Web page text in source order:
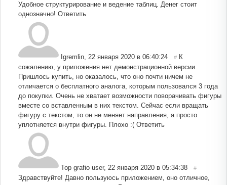
Удобное структурирование и ведение таблиц. Денег стоит
однозначно! Ответить
Igremlin, 22 января 2020 в 06:40:24 # К
сожалению, у приложения нет демонстрационной версии.
Пришлось купить, но оказалось, что оно почти ничем не
отличается о бесплатного аналога, которым пользовался 3 года
до покупки. Очень не хватает возможности поворачивать фигуры
вместе со вставленным в них текстом. Сейчас если вращать
фигуру с текстом, то он не меняет направления, а просто
уплотняется внутри фигуры. Плохо :( Ответить
Top grafio user, 22 января 2020 в 05:34:38 #
Здравствуйте! Давно пользуюсь приложением, оно отличное,